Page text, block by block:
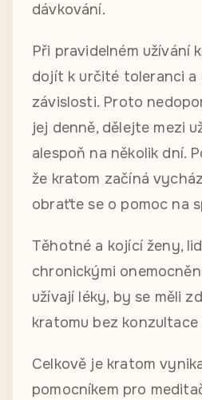
dávkování.
Při pravidelném užívání
dojít k určité toleranci a
závislosti. Proto
jej denně, dělejte mezi
alespoň na několik dní.
že kratom začíná
obraťte se o pomoc na
Těhotné a kojící ženy,
chronickými
užívají léky, by se měli
kratomu bez konzultace
Celkově je kratom
pomocníkem pro